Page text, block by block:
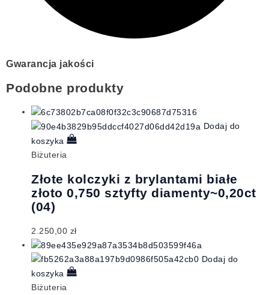
Gwarancja jakości
Podobne produkty
Dodaj do
koszyka
Biżuteria
Złote kolczyki z brylantami białe
złoto 0,750 sztyfty diamenty~0,20ct
(04)
2.250,00 zł
Dodaj do
koszyka
Biżuteria